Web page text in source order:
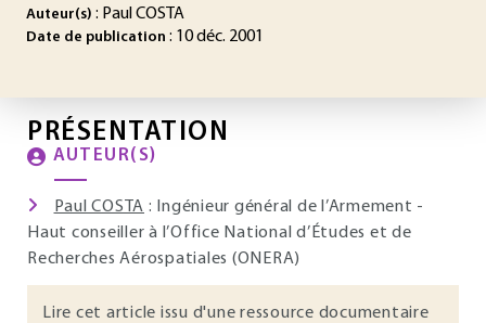
Auteur(s) : Paul COSTA
Date de publication : 10 déc. 2001
PRÉSENTATION
AUTEUR(S)
Paul COSTA : Ingénieur général de l’Armement -
Haut conseiller à l’Office National d’Études et de
Recherches Aérospatiales (ONERA)
Lire cet article issu d'une ressource documentaire